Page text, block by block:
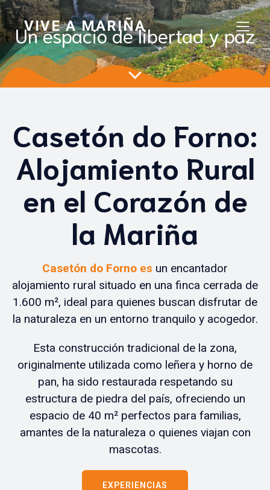
VIVE A MARIÑA
Un espacio de libertad y paz
Casetón do Forno:
Alojamiento Rural
en el Corazón de
la Mariña
Casetón do Forno es un encantador
alojamiento rural situado en una finca cerrada de
1.600 m², ideal para quienes buscan disfrutar de
la naturaleza en un entorno tranquilo y acogedor.
Esta construcción tradicional de la zona,
originalmente utilizada como leñera y horno de
pan, ha sido restaurada respetando su
estructura de piedra del país, ofreciendo un
espacio de 40 m² perfectos para familias,
amantes de la naturaleza o quienes viajan con
mascotas.
EXPERIENCIAS